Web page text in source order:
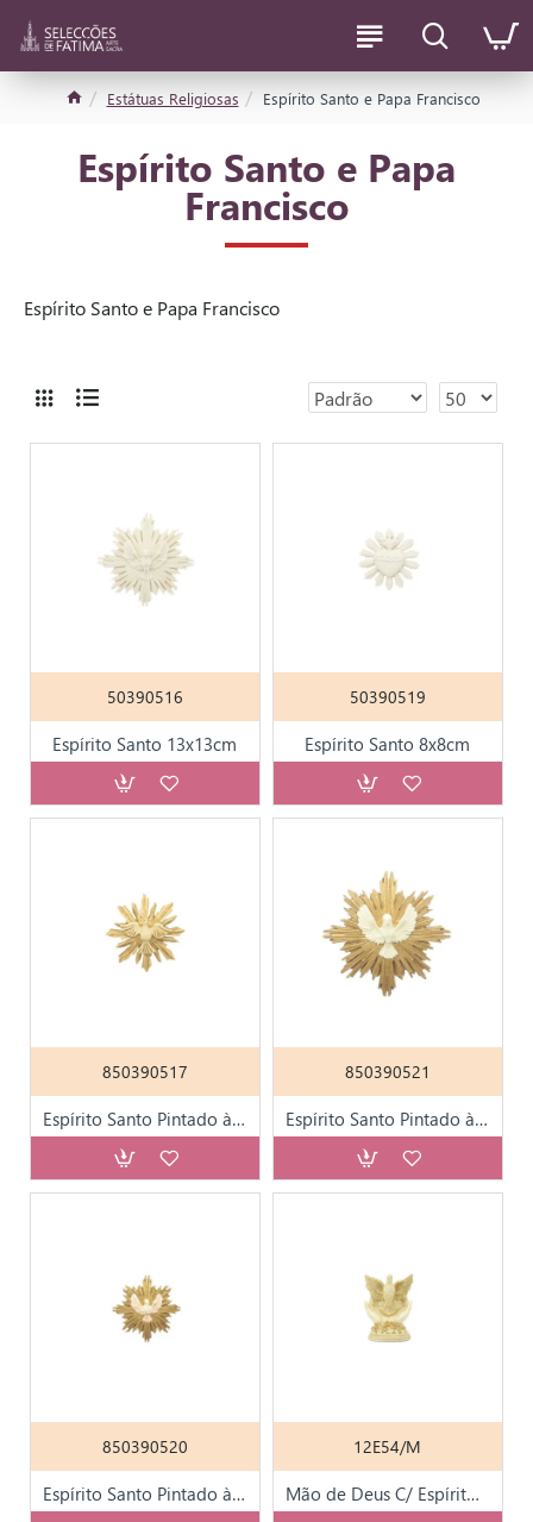
Estátuas Religiosas Espírito Santo e Papa Francisco
Espírito Santo e Papa
Francisco
Espírito Santo e Papa Francisco
50390516
Espírito Santo 13x13cm
50390519
Espírito Santo 8x8cm
850390517
Espírito Santo Pintado à Mão 12x12cm
850390521
Espírito Santo Pintado à Mão 12x12cm
850390520
Espírito Santo Pintado à Mão 8x8cm
12E54/M
Mão de Deus C/ Espírito Santo Marfim